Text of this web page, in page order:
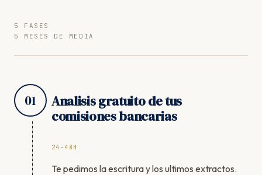
5 FASES
5 MESES DE MEDIA
01
Analisis gratuito de tus
comisiones bancarias
24-48H
Te pedimos la escritura y los ultimos extractos.